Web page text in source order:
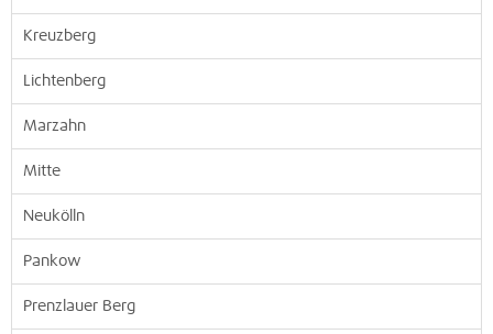
Kreuzberg
Lichtenberg
Marzahn
Mitte
Neukölln
Pankow
Prenzlauer Berg